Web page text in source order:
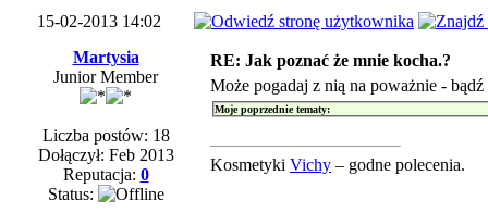
15-02-2013 14:02
Martysia
Junior Member
Liczba postów: 18
Dołączył: Feb 2013
Reputacja: 0
Status:
RE: Jak poznać że mnie kocha.?
Może pogadaj z nią na poważnie -
Moje poprzednie tematy:
Kosmetyki Vichy – godne polecenia.